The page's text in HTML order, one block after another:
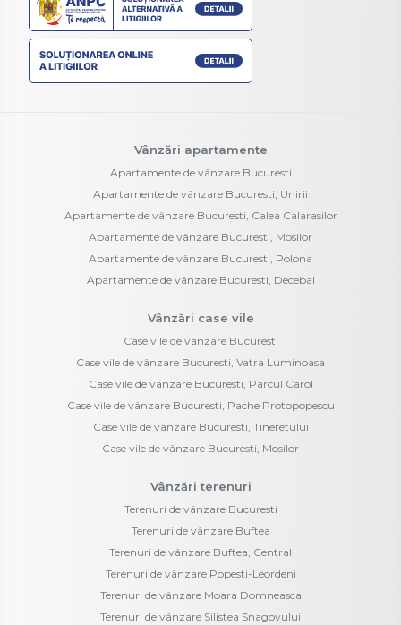
Vânzări apartamente
Apartamente de vânzare Bucuresti
Apartamente de vânzare Bucuresti, Unirii
Apartamente de vânzare Bucuresti, Calea Calarasilor
Apartamente de vânzare Bucuresti, Mosilor
Apartamente de vânzare Bucuresti, Polona
Apartamente de vânzare Bucuresti, Decebal
Vânzări case vile
Case vile de vânzare Bucuresti
Case vile de vânzare Bucuresti, Vatra Luminoasa
Case vile de vânzare Bucuresti, Parcul Carol
Case vile de vânzare Bucuresti, Pache Protopopescu
Case vile de vânzare Bucuresti, Tineretului
Case vile de vânzare Bucuresti, Mosilor
Vânzări terenuri
Terenuri de vânzare Bucuresti
Terenuri de vânzare Buftea
Terenuri de vânzare Buftea, Central
Terenuri de vânzare Popesti-Leordeni
Terenuri de vânzare Moara Domneasca
Terenuri de vânzare Silistea Snagovului